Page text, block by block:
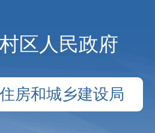
区人民政府
房和城乡建设局